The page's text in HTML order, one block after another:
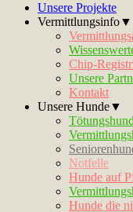
Unsere Projekte
Vermittlungsinfo▼
Chip-
Unsere
Kontakt
Unsere Hunde▼
Notfelle
Hunde auf
Hunde die